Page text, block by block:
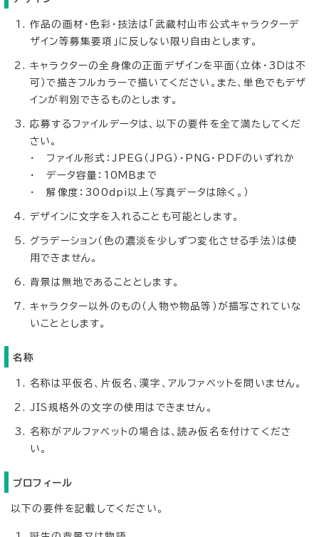
作品の画材・色彩・技法は「武蔵村山市公式キャラクターデ
ザイン等募集要項」に反しない限り自由とします。
キャラクターの全身像の正面デザインを平面（立体・3Dは不
可）で描きフルカラーで描いてください。また、単色でもデザ
インが判別できるものとします。
応募するファイルデータは、以下の要件を全て満たしてくだ
さい。
・ ファイル形式：JPEG（JPG）・PNG・PDFのいずれか
・ データ容量：10MBまで
・ 解像度：300dpi以上（写真データは除く。）
デザインに文字を入れることも可能とします。
グラデーション（色の濃淡を少しずつ変化させる手法）は使
用できません。
背景は無地であることとします。
キャラクター以外のもの（人物や物品等）が描写されていな
いこととします。
名称
名称は平仮名、片仮名、漢字、アルファベットを問いません。
JIS規格外の文字の使用はできません。
名称がアルファベットの場合は、読み仮名を付けてくださ
い。
プロフィール
以下の要件を記載してください。